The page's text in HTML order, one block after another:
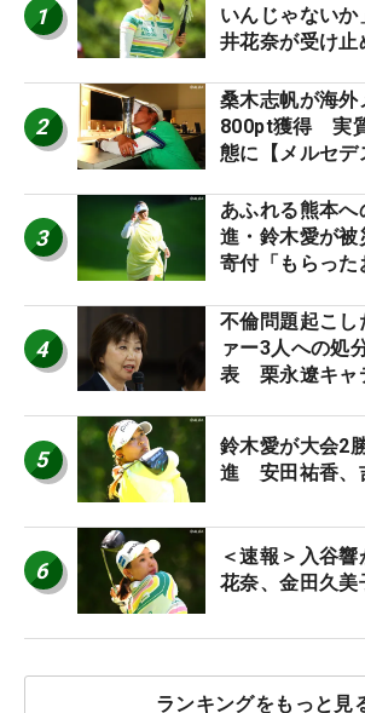
1
いんじゃない
井花奈が受け止
2
桑木志帆が海
800pt獲得 実
態に【メルセデ
3
あふれる熊本
進・鈴木愛が被
寄付「もらった
4
不倫問題起こし
ァー3人への処
表 栗永遼キャ
5
鈴木愛が大会2
進 安田祐香、
6
＜速報＞入谷
花奈、金田久美
ランキングをもっと見